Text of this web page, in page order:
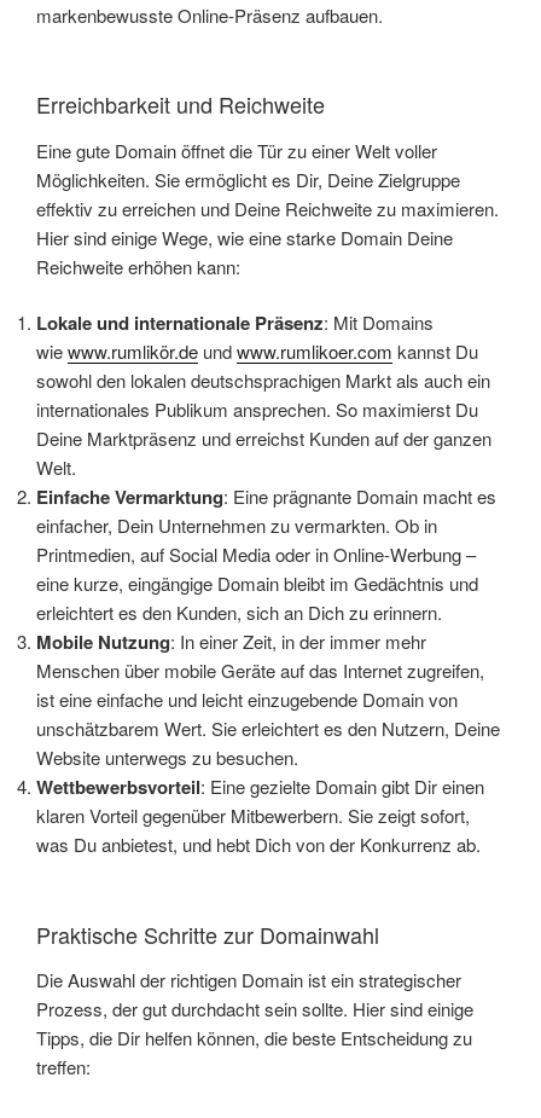
markenbewusste Online-Präsenz aufbauen.
Erreichbarkeit und Reichweite
Eine gute Domain öffnet die Tür zu einer Welt voller
Möglichkeiten. Sie ermöglicht es Dir, Deine Zielgruppe
effektiv zu erreichen und Deine Reichweite zu maximieren.
Hier sind einige Wege, wie eine starke Domain Deine
Reichweite erhöhen kann:
Lokale und internationale Präsenz: Mit Domains
wiewww.rumlikör.de undwww.rumlikoer.com kannst Du
sowohl den lokalen deutschsprachigen Markt als auch ein
internationales Publikum ansprechen. So maximierst Du
Deine Marktpräsenz und erreichst Kunden auf der ganzen
Welt.
Einfache Vermarktung: Eine prägnante Domain macht es
einfacher, Dein Unternehmen zu vermarkten. Ob in
Printmedien, auf Social Media oder in Online-Werbung –
eine kurze, eingängige Domain bleibt im Gedächtnis und
erleichtert es den Kunden, sich an Dich zu erinnern.
Mobile Nutzung: In einer Zeit, in der immer mehr
Menschen über mobile Geräte auf das Internet zugreifen,
ist eine einfache und leicht einzugebende Domain von
unschätzbarem Wert. Sie erleichtert es den Nutzern, Deine
Website unterwegs zu besuchen.
Wettbewerbsvorteil: Eine gezielte Domain gibt Dir einen
klaren Vorteil gegenüber Mitbewerbern. Sie zeigt sofort,
was Du anbietest, und hebt Dich von der Konkurrenz ab.
Praktische Schritte zur Domainwahl
Die Auswahl der richtigen Domain ist ein strategischer
Prozess, der gut durchdacht sein sollte. Hier sind einige
Tipps, die Dir helfen können, die beste Entscheidung zu
treffen: